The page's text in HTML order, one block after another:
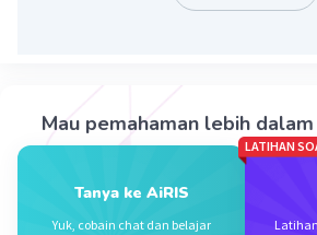
0.0(0) Balas
Mau pemahaman lebih
Tanya ke AiRIS
Yuk, cobain chat dan belajar
LATIHAN